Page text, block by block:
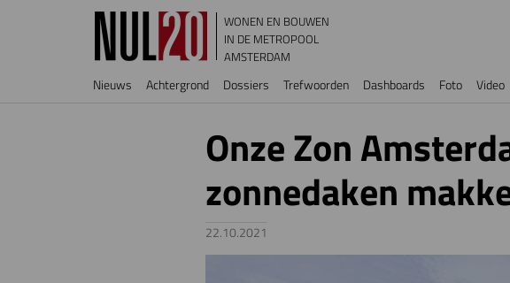
Overslaan en naar de inhoud gaan
WONEN EN BOUWEN
IN DE METROPOOL
AMSTERDAM
Hoofdnavigatie
Nieuws Achtergrond Dossiers Trefwoorden Dashboards Foto Video
Onze Zon
zonnedaken
22.10.2021